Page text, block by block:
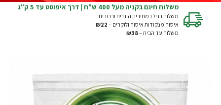
משלוח חינם בקניה מעל 400 ש"ח | דרך איפוסט עד 5 ק"ג
משלוח רגיל במחירים הוגנים וברורים:
איסוף מנקודות איסוף ולוקרים – ₪22
משלוח עד הבית –₪38